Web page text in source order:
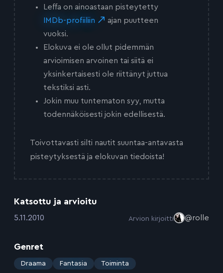
Leffa on ainoastaan pisteytetty
IMDb-profiiliin
ajan puutteen
vuoksi.
Elokuva ei ole ollut pidemmän
arvioimisen arvoinen tai siitä ei
yksinkertaisesti ole riittänyt juttua
tekstiksi asti.
Jokin muu tuntematon syy, mutta
todennäköisesti jokin edellisestä.
Toivottavasti silti nautit suuntaa-antavasta
pisteytyksestä ja elokuvan tiedoista!
Katsottu ja arvioitu
:5.11.2010 Arvion kirjoitti @rolle
Genret
: Draama Fantasia Toiminta